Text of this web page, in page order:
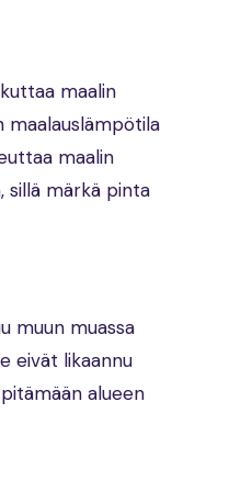
maalin
maalauslämpötila
maalin
sillä märkä pinta
muun muassa
eivät likaannu
alueen